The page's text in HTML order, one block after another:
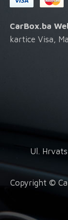
CarBox.ba
kartice Visa,
Ul.
Copyright ©